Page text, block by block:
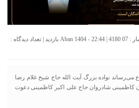
می‌رساند نواده بزرگ آیت الله حاج شیخ غلام رضا
شادروان حاج علی اکبر کاظمینی دعوت